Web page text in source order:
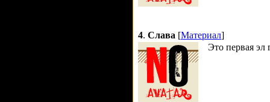
4. Слава [Материал]
Это первая эл